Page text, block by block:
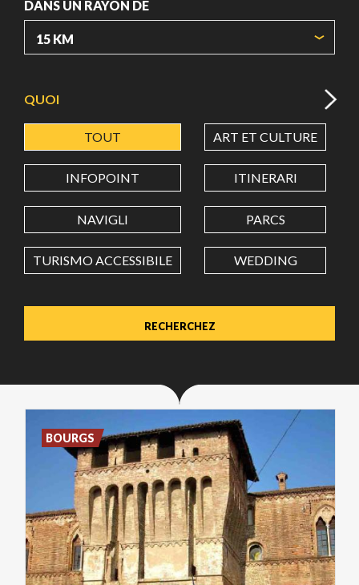
DANS UN RAYON DE
LATITUDE
LONGITUDE
Value in decimal degrees. Use dot (.) as decimal separator.
QUOI
TOUT ART ET CULTURE
INFOPOINT ITINERARI
NAVIGLI PARCS
TURISMO ACCESSIBILE WEDDING
BOURGS